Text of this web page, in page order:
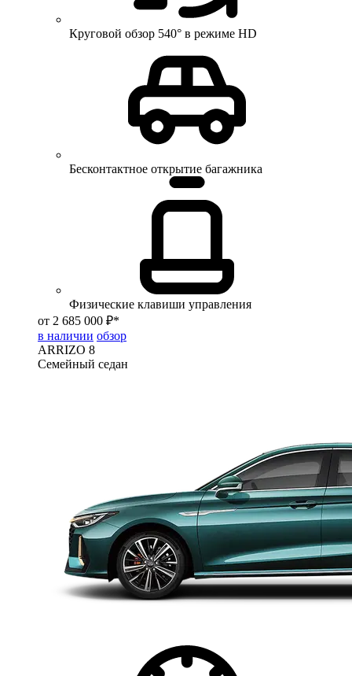
Круговой обзор 540° в режиме HD
Бесконтактное открытие багажника
Физические клавиши управления
от 2 685 000 ₽*
в наличии обзор
ARRIZO 8
Семейный седан